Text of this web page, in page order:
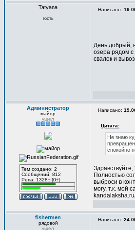
Tatyana
гость
Написано:
День добрый,
озера рядом с
свалок и
Администратор
майор
ушел
Тем создано: 2
Сообщений: 812
Репа: 1328±[0±]
Написано:
Цитата:
Не знаю
спокойно
Здравствуйте,
Полностью
выброси в
могу, т.к. мой
fishermen
рядовой
ушел
Написано: